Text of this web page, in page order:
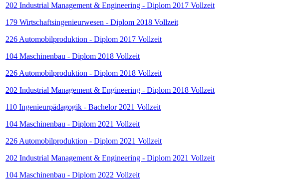
202 Industrial Management & Engineering - Diplom 2017 Vollzeit
179 Wirtschaftsingenieurwesen - Diplom 2018 Vollzeit
226 Automobilproduktion - Diplom 2017 Vollzeit
104 Maschinenbau - Diplom 2018 Vollzeit
226 Automobilproduktion - Diplom 2018 Vollzeit
202 Industrial Management & Engineering - Diplom 2018 Vollzeit
110 Ingenieurpädagogik - Bachelor 2021 Vollzeit
104 Maschinenbau - Diplom 2021 Vollzeit
226 Automobilproduktion - Diplom 2021 Vollzeit
202 Industrial Management & Engineering - Diplom 2021 Vollzeit
104 Maschinenbau - Diplom 2022 Vollzeit